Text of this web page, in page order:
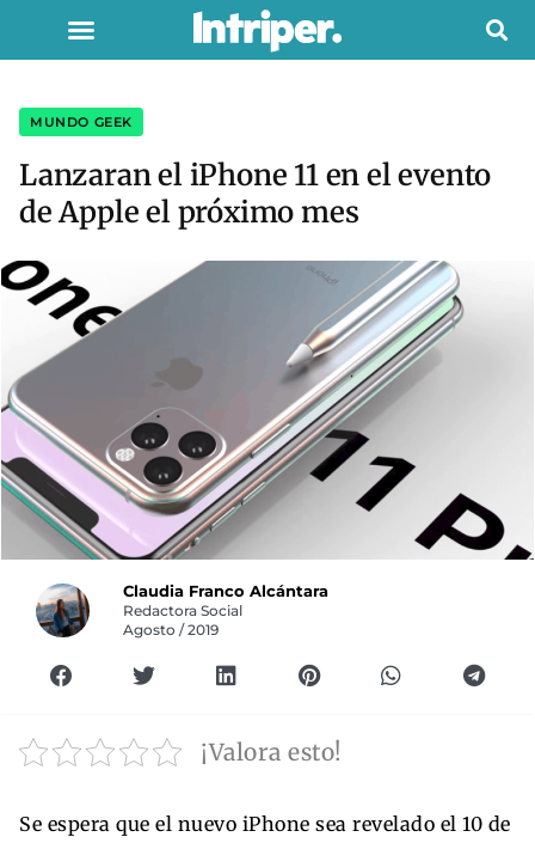
MUNDO GEEK
Lanzaran el iPhone 11 en el evento
de Apple el próximo mes
Claudia Franco Alcántara
Redactora Social
Agosto / 2019
¡Valora esto!
Se espera que el nuevo iPhone sea revelado el 10 de